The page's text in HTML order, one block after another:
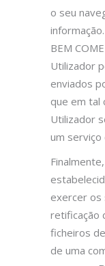
o seu
BEM
Utilizador
enviados
que em tal
Utilizador
um
exercer os
retificação
ficheiros
de uma